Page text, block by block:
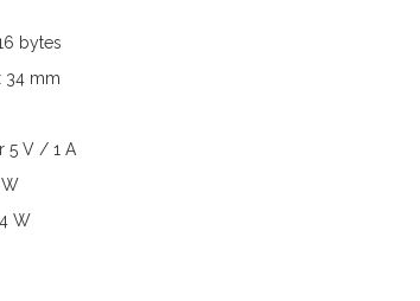
bytes
34 mm
5 V / 1 A
W